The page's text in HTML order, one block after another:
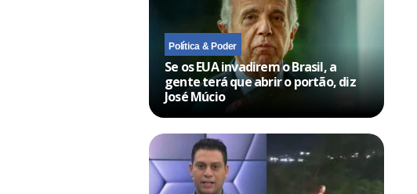
Política & Poder
Se os EUA invadirem o Brasil, a
gente terá que abrir o portão, diz
José Múcio